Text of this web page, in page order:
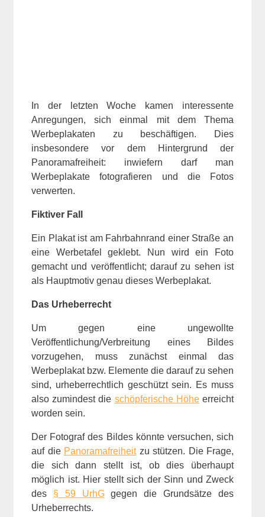
In der letzten Woche kamen interessente
Anregungen, sich einmal mit dem Thema
Werbeplakaten zu beschäftigen. Dies
insbesondere vor dem Hintergrund der
Panoramafreiheit: inwiefern darf man
Werbeplakate fotografieren und die Fotos
verwerten.
Fiktiver Fall
Ein Plakat ist am Fahrbahnrand einer Straße an
eine Werbetafel geklebt. Nun wird ein Foto
gemacht und veröffentlicht; darauf zu sehen ist
als Hauptmotiv genau dieses Werbeplakat.
Das Urheberrecht
Um gegen eine ungewollte
Veröffentlichung/Verbreitung eines Bildes
vorzugehen, muss zunächst einmal das
Werbeplakat bzw. Elemente die darauf zu sehen
sind, urheberrechtlich geschützt sein. Es muss
also zumindest die schöpferische Höheerreicht
worden sein.
Der Fotograf des Bildes könnte versuchen, sich
auf die Panoramafreiheitzu stützen. Die Frage,
die sich dann stellt ist, ob dies überhaupt
möglich ist. Hier stellt sich der Sinn und Zweck
des § 59 UrhGgegen die Grundsätze des
Urheberrechts.